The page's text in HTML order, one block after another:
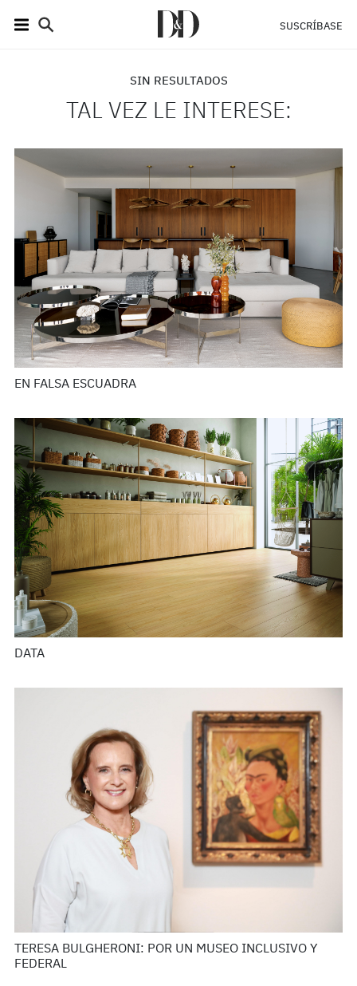
SUSCRÍBASE
SIN RESULTADOS
TAL VEZ LE INTERESE:
EN FALSA ESCUADRA
DATA
TERESA BULGHERONI: POR UN MUSEO INCLUSIVO Y
FEDERAL